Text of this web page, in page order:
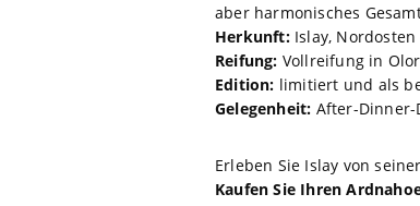
aber harmonisches
Herkunft:Islay,
Reifung: Vollreifung in
Edition: limitiert und als
Gelegenheit: After-Dinner-
Erleben Sie Islay von
Kaufen Sie Ihren